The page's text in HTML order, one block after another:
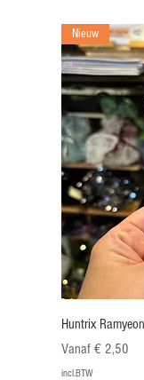
Nieuw
Huntrix
Vanaf € 2,50
Verkoopprijs
incl.BTW